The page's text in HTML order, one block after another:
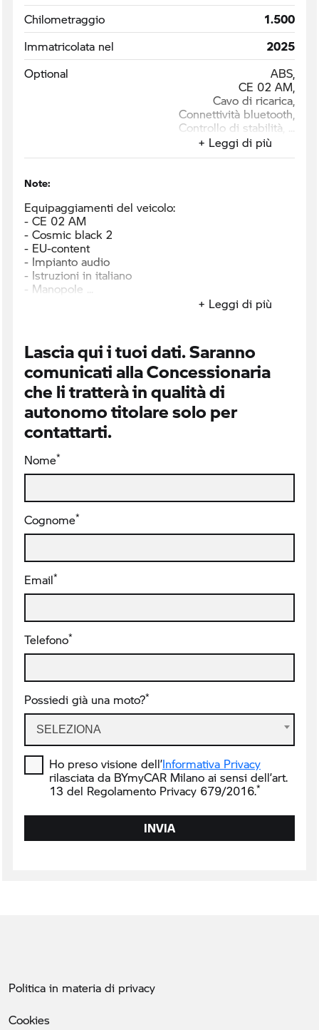
Chilometraggio
1.500
Immatricolata nel
2025
Optional
ABS,
CE 02 AM,
Cavo di ricarica,
Connettività bluetooth,
Controllo di stabilità,
+ Leggi di più
Note:
Equipaggiamenti del veicolo:
- CE 02 AM
- Cosmic black 2
- EU-content
- Impianto audio
- Istruzioni in italiano
- Manopole
+ Leggi di più
Lascia qui i tuoi dati. Saranno
comunicati alla Concessionaria
che li tratterà in qualità di
autonomo titolare solo per
contattarti.
Nome*
Cognome*
Email*
Telefono*
Possiedi già una moto?*
SELEZIONA
Ho preso visione dell’Informativa Privacy
rilasciata da BYmyCAR Milano ai sensi dell’art.
13 del Regolamento Privacy 679/2016.*
INVIA
Politica in materia di privacy
Cookies